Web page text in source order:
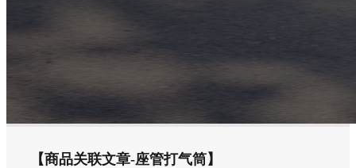
【商品关联文章-座管打气筒】